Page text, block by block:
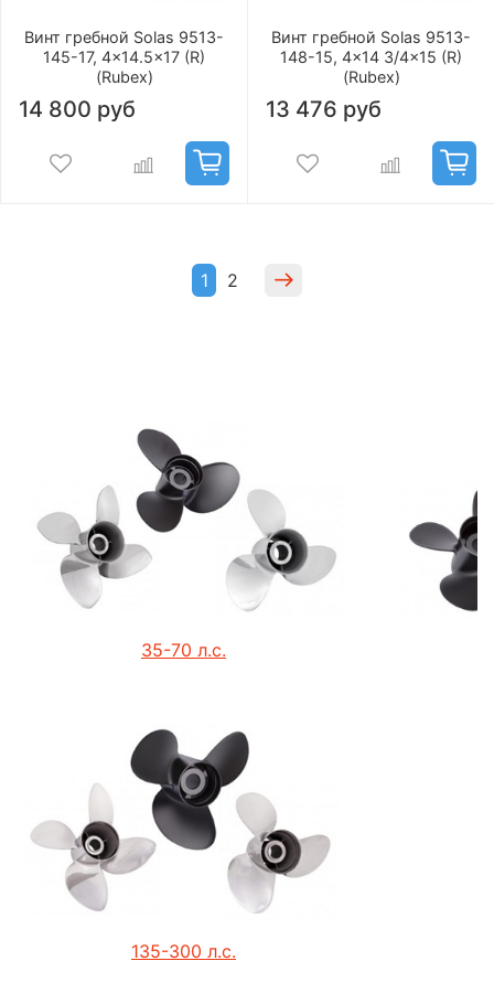
Винт гребной Solas 9513-
145-17, 4x14.5x17 (R)
(Rubex)
14 800 руб
Винт гребной Solas 9513-
148-15, 4x14 3/4x15 (R)
(Rubex)
13 476 руб
1 2
35-70 л.с.
135-300 л.с.